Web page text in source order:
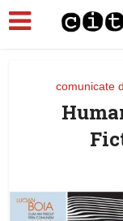
comunicate